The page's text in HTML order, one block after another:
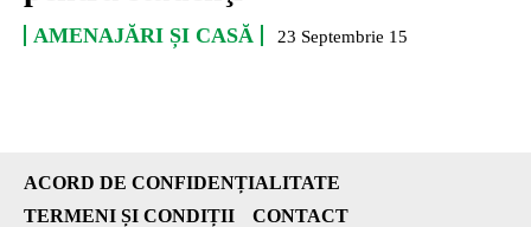
AMENAJĂRI ȘI CASĂ 23 Septembrie 15
ACORD DE CONFIDENȚIALITATE
TERMENI ȘI CONDIȚII
CONTACT